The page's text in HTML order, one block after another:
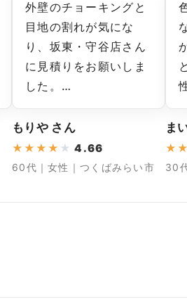
外壁のチョーキングと
目地の割れが気にな
り、坂東・守谷店さん
に見積りをお願いしま
した。…
もりや さん
★ ★ ★ ★ ★ 4.66
60代｜女性｜つくばみらい市
ま
★ ★
30